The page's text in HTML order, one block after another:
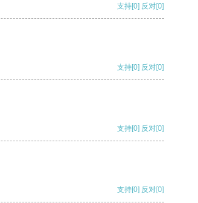
支持[0] 反对[0]
支持[0] 反对[0]
支持[0] 反对[0]
支持[0] 反对[0]